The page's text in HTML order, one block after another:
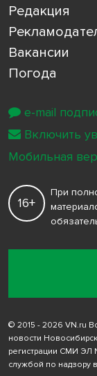
Редакция
Вакансии
Погода
16+
При
© 2015 - 2026 VN.ru
новости
регистрации СМИ ЭЛ
службой по надзору
e-mail
Включить
Мобильная